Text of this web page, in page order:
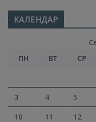
КАЛЕНДАР
ПН
ВТ СР
3 4 5
10 11 12